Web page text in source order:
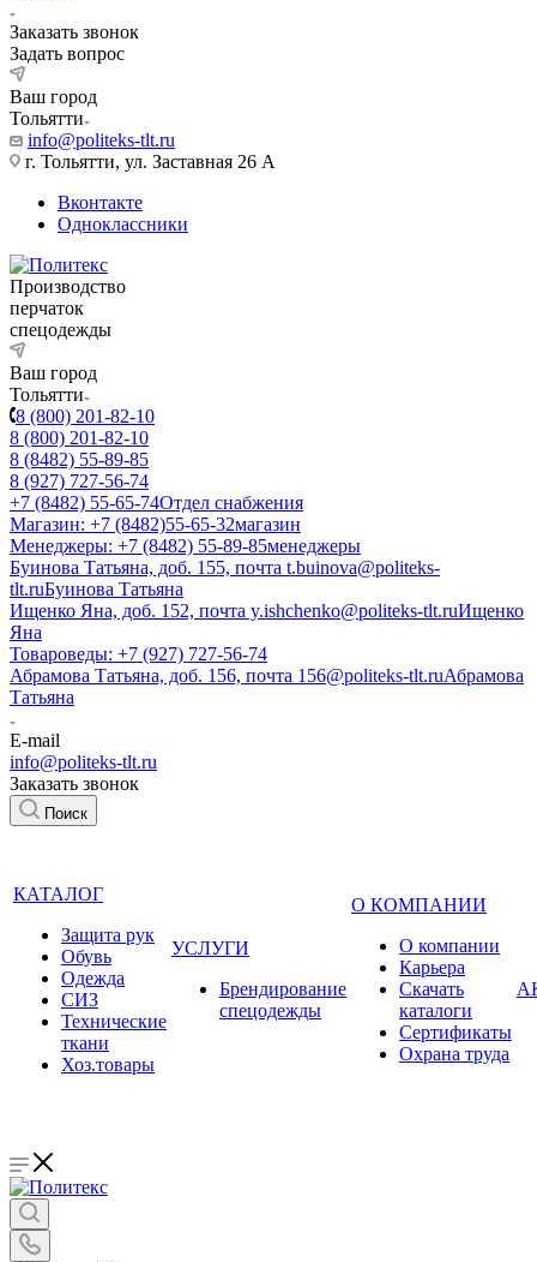
Заказать звонок
Задать вопрос
Ваш город
Тольятти
info@politeks-tlt.ru
г. Тольятти, ул. Заставная 26 А
Вконтакте
Одноклассники
Производство
перчаток
спецодежды
Ваш город
Тольятти
8 (800) 201-82-10
8 (800) 201-82-10
8 (8482) 55-89-85
8 (927) 727-56-74
+7 (8482) 55-65-74Отдел снабжения
Магазин: +7 (8482)55-65-32магазин
Менеджеры: +7 (8482) 55-89-85менеджеры
Буинова Татьяна, доб. 155, почта t.buinova@politeks-
tlt.ruБуинова Татьяна
Ищенко Яна, доб. 152, почта y.ishchenko@politeks-tlt.ruИщенко
Яна
Товароведы: +7 (927) 727-56-74
Абрамова Татьяна, доб. 156, почта 156@politeks-tlt.ruАбрамова
Татьяна
E-mail
info@politeks-tlt.ru
Заказать звонок
Поиск
КАТАЛОГ
Защита рук
Обувь
Одежда
СИЗ
Технические
ткани
Хоз.товары
УСЛУГИ
Брендирование
спецодежды
О КОМПАНИИ
О компании
Карьера
Cкачать
каталоги
Сертификаты
Охрана труда